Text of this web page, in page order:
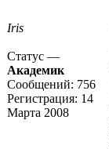
Iris
Статус —
Академик
Сообщений: 756
Регистрация: 14
Марта 2008